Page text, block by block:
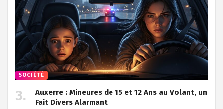
SOCIÉTÉ
Auxerre : Mineures de 15 et 12 Ans au Volant, un
Fait Divers Alarmant